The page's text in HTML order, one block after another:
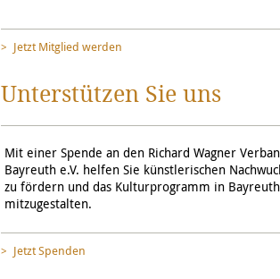
Jetzt Mitglied werden
Unterstützen Sie uns
Mit einer Spende an den Richard Wagner
Bayreuth e.V. helfen Sie künstlerischen
zu fördern und das Kulturprogramm in Bayreuth
mitzugestalten.
Jetzt Spenden